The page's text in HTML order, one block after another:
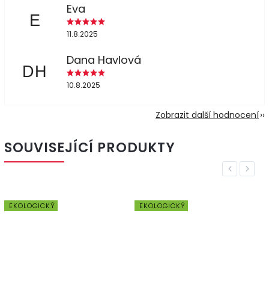
E
Eva
11.8.2025
DH
Dana Havlová
10.8.2025
Zobrazit další hodnocení
SOUVISEJÍCÍ PRODUKTY
Previous
EKOLOGICKÝ EKOLOGICKÝ
Next